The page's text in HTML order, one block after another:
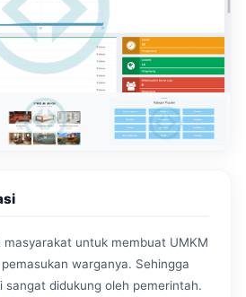
untuk membuat UMKM
warganya. Sehingga
sangat didukung oleh pemerintah.